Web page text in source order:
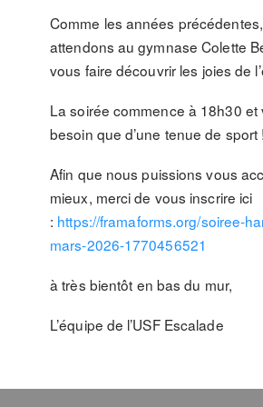
Comme les années
attendons au gymnase Colette
vous faire découvrir les joies de
La soirée commence à 18h30 et
besoin que d’une tenue de sport !
Afin que nous puissions vous
mieux, merci de vous inscrire ici
: https://framaforms.org/soiree-
mars-2026-1770456521
à très bientôt en bas du mur,
L’équipe de l’USF Escalade